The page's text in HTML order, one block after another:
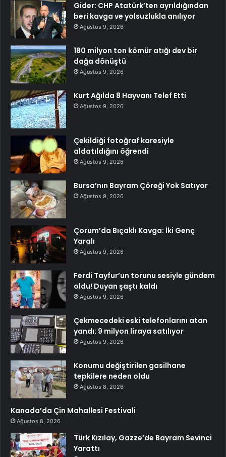
Gider: CHP Atatürk’ten ayrıldığından
beri kavga ve yolsuzlukla anılıyor
Ağustos 9, 2026
180 milyon ton kömür atığı dev bir
dağa dönüştü
Ağustos 9, 2026
Kurt Ağılda 8 Hayvanı Telef Etti
Ağustos 9, 2026
Çekildiği fotoğraf karesiyle
aldatıldığını öğrendi
Ağustos 9, 2026
Bursa’nın Bayram Çöreği Yok Satıyor
Ağustos 9, 2026
Çorum’da Bıçaklı Kavga: İki Genç
Yaralı
Ağustos 9, 2026
Ferdi Tayfur’un torunu sesiyle gündem
oldu! Duyan şaştı kaldı
Ağustos 9, 2026
Çekmecedeki eski telefonlarını atan
yandı: 9 milyon liraya satılıyor
Ağustos 9, 2026
Konumu değiştirilen gasilhane
tepkilere neden oldu
Ağustos 8, 2026
Kanada’da Çin Mahallesi Festivali
Ağustos 8, 2026
Türk Kızılay, Gazze’de Bayram Sevinci
Yarattı